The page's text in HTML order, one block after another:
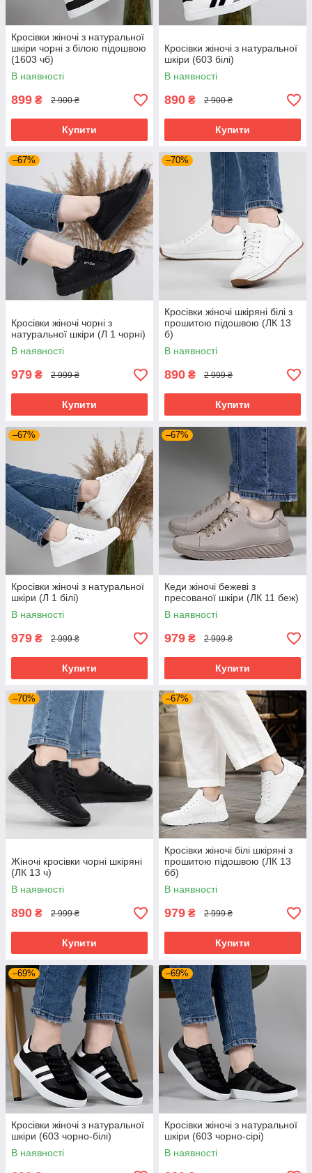
Кросівки жіночі з натуральної
шкіри чорні з білою підошвою
(1603 чб)
В наявності
899 ₴ 2 900 ₴
Купити
Кросівки жіночі з натуральної
шкіри (603 білі)
В наявності
890 ₴ 2 900 ₴
Купити
–67%
Кросівки жіночі чорні з
натуральної шкіри (Л 1 чорні)
В наявності
979 ₴ 2 999 ₴
Купити
–70%
Кросівки жіночі шкіряні білі з
прошитою підошвою (ЛК 13
б)
В наявності
890 ₴ 2 999 ₴
Купити
–67%
Кросівки жіночі з натуральної
шкіри (Л 1 білі)
В наявності
979 ₴ 2 999 ₴
Купити
–67%
Кеди жіночі бежеві з
пресованої шкіри (ЛК 11 беж)
В наявності
979 ₴ 2 999 ₴
Купити
–70%
Жіночі кросівки чорні шкіряні
(ЛК 13 ч)
В наявності
890 ₴ 2 999 ₴
Купити
–67%
Кросівки жіночі білі шкіряні з
прошитою підошвою (ЛК 13
бб)
В наявності
979 ₴ 2 999 ₴
Купити
–69%
Кросівки жіночі з натуральної
шкіри (603 чорно-білі)
В наявності
–69%
Кросівки жіночі з натуральної
шкіри (603 чорно-сірі)
В наявності